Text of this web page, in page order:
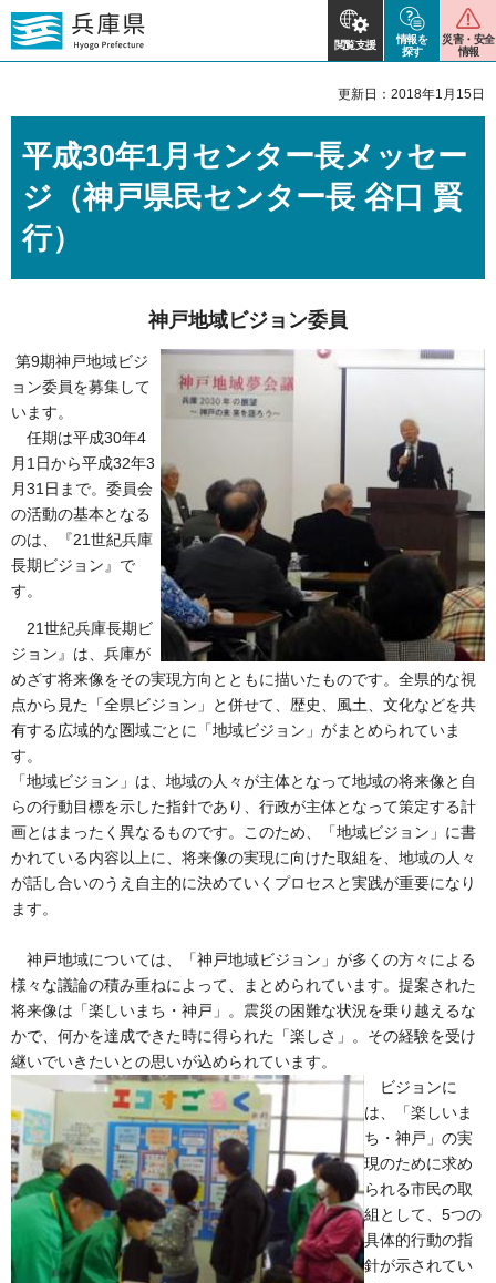
閲覧支援
情報を
探す
災害・安全
情報
更新日：2018年1月15日
平成30年1月センター長メッセー
ジ（神戸県民センター長 谷口 賢
行）
神戸地域ビジョン委員
第9期神戸地域ビジ
ョン委員を募集して
います。
任期は平成30年4
月1日から平成32年3
月31日まで。委員会
の活動の基本となる
のは、『21世紀兵庫
長期ビジョン』で
す。
21世紀兵庫長期ビ
ジョン』は、兵庫が
めざす将来像をその実現方向とともに描いたものです。全県的な視
点から見た「全県ビジョン」と併せて、歴史、風土、文化などを共
有する広域的な圏域ごとに「地域ビジョン」がまとめられていま
す。
「地域ビジョン」は、地域の人々が主体となって地域の将来像と自
らの行動目標を示した指針であり、行政が主体となって策定する計
画とはまったく異なるものです。このため、「地域ビジョン」に書
かれている内容以上に、将来像の実現に向けた取組を、地域の人々
が話し合いのうえ自主的に決めていくプロセスと実践が重要になり
ます。
神戸地域については、「神戸地域ビジョン」が多くの方々による
様々な議論の積み重ねによって、まとめられています。提案された
将来像は「楽しいまち・神戸」。震災の困難な状況を乗り越えるな
かで、何かを達成できた時に得られた「楽しさ」。その経験を受け
継いでいきたいとの思いが込められています。
ビジョンに
は、「楽しいま
ち・神戸」の実
現のために求め
られる市民の取
組として、5つの
具体的行動の指
針が示されてい